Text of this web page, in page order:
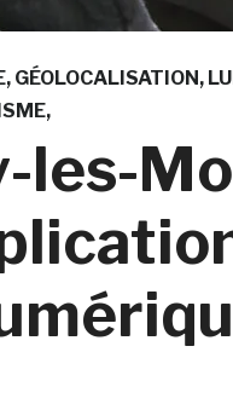
GÉOLOCALISATION
les-